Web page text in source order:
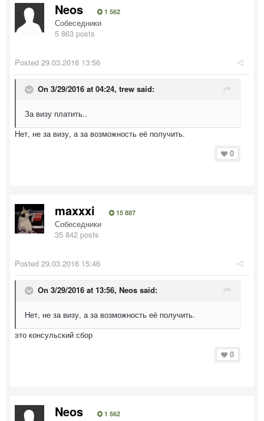
Neos 1 562
Собеседники
5 863 posts
Posted 29.03.2016 13:56
On 3/29/2016 at 04:24, trew said:
За визу платить..
Нет, не за визу, а за возможность её получить.
0
maxxxi 15 887
Собеседники
35 842 posts
Posted 29.03.2016 15:46
On 3/29/2016 at 13:56, Neos said:
Нет, не за визу, а за возможность её получить.
это консульский сбор
0
Neos 1 562